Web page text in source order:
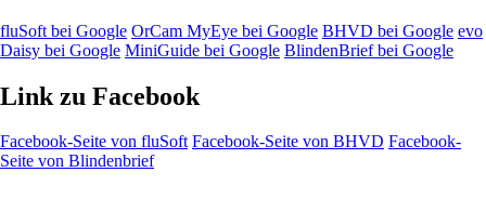
fluSoft bei Google OrCam MyEye bei Google BHVD bei Google evo
Daisy bei Google MiniGuide bei Google BlindenBrief bei Google
Link zu Facebook
Facebook-Seite von fluSoft Facebook-Seite von BHVD Facebook-
Seite von Blindenbrief